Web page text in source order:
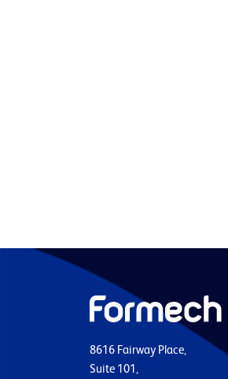
8616 Fairway Place,
Suite 101,